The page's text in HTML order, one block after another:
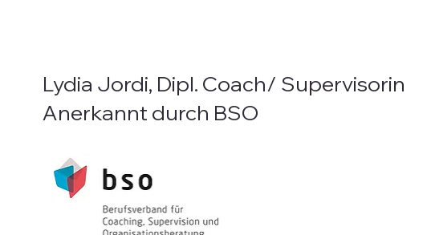
Lydia Jordi, Dipl. Coach/ Supervisorin
Anerkannt durch BSO